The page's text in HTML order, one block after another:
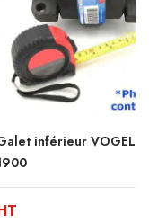
inférieur VOGELE